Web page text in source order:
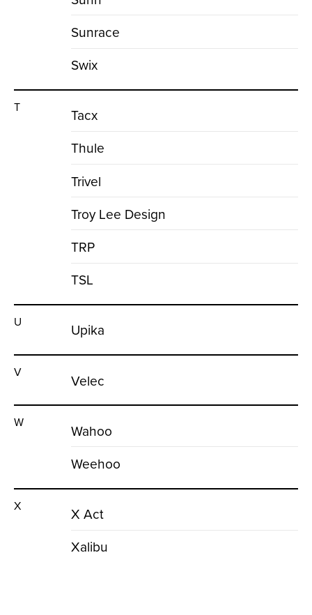
Sunrace
Swix
T
Tacx
Thule
Trivel
Troy Lee Design
TRP
TSL
U Upika
V Velec
W
Wahoo
Weehoo
X
X Act
Xalibu